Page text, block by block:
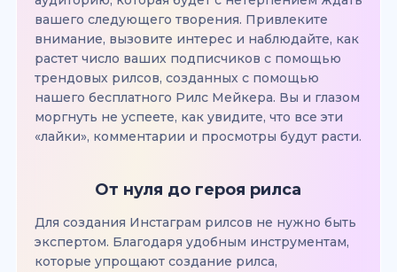
вашего следующего творения. Привлеките
внимание, вызовите интерес и наблюдайте, как
растет число ваших подписчиков с помощью
трендовых рилсов, созданных с помощью
нашего бесплатного Рилс Мейкера. Вы и глазом
моргнуть не успеете, как увидите, что все эти
«лайки», комментарии и просмотры будут расти.
От нуля до героя рилса
Для создания Инстаграм рилсов не нужно быть
экспертом. Благодаря удобным инструментам,
которые упрощают создание рилса,